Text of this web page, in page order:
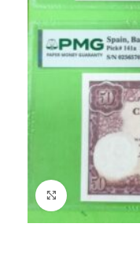
Click to enlarge